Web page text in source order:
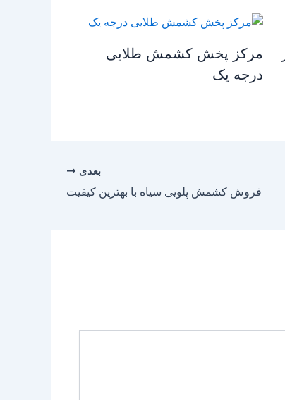
مرکز پخش کشمش طلایی
درجه یک
بعدی
فروش کشمش پلویی سیاه با بهترین کیفیت